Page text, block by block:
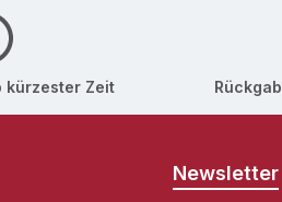
kürzester Zeit
Newsletter